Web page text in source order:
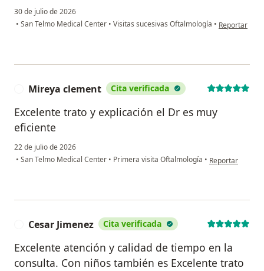
30 de julio de 2026
• San Telmo Medical Center • Visitas sucesivas Oftalmología • en opinión
Reportar
Mireya clement Cita verificada
Excelente trato y explicación el Dr es muy
eficiente
22 de julio de 2026
• San Telmo Medical Center • Primera visita Oftalmología • en opinión del
Reportar
Cesar Jimenez Cita verificada
Excelente atención y calidad de tiempo en la
consulta. Con niños también es Excelente trato